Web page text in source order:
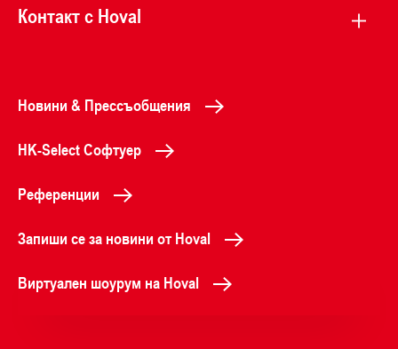
Контакт с Hoval
Новини & Прессъобщения
HK-Select Софтуер
Референции
Запиши се за новини от Hoval
Виртуален шоурум на Hoval